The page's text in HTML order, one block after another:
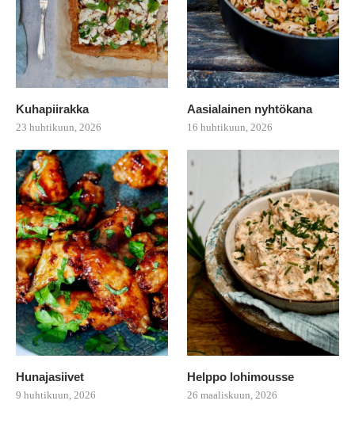
Kuhapiirakka
23 huhtikuun, 2026
Aasialainen nyhtökana
16 huhtikuun, 2026
Hunajasiivet
9 huhtikuun, 2026
Helppo lohimousse
26 maaliskuun, 2026